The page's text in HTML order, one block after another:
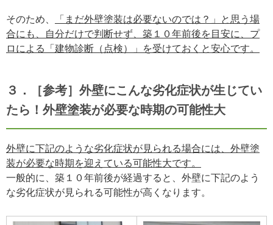
そのため、
「まだ外壁塗装は必要ないのでは？」と思う場
合にも、自分だけで判断せず、築１０年前後を目安に、プ
ロによる「建物診断（点検）」を受けておくと安心です。
３．［参考］外壁にこんな劣化症状が生じてい
たら！外壁塗装が必要な時期の可能性大
外壁に下記のような劣化症状が見られる場合には、外壁塗
装が必要な時期を迎えている可能性大です。
一般的に、築１０年前後が経過すると、外壁に下記のよう
な劣化症状が見られる可能性が高くなります。